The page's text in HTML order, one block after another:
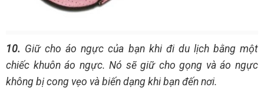
10. Giữ cho áo ngực của bạn khi đi du lịch bằng một
chiếc khuôn áo ngực. Nó sẽ giữ cho gọng và áo ngực
không bị cong vẹo và biến dạng khi bạn đến nơi.